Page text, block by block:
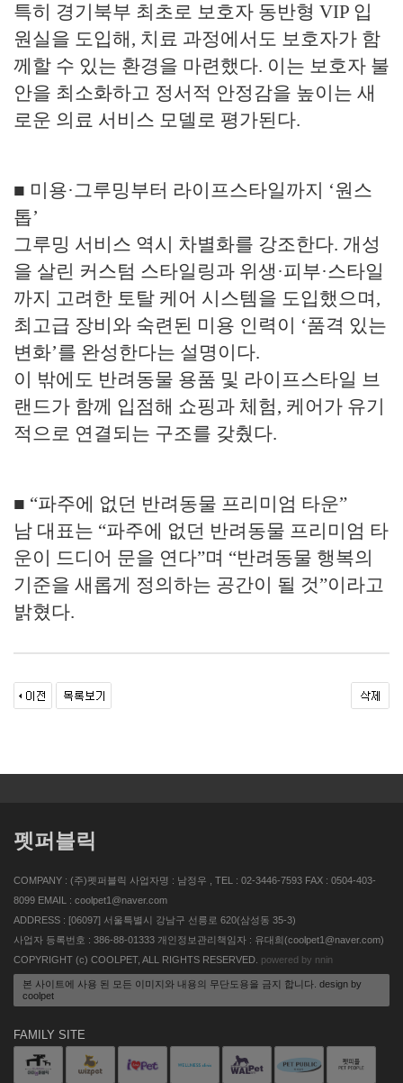
특히 경기북부 최초로 보호자 동반형 VIP 입
원실을 도입해, 치료 과정에서도 보호자가 함
께할 수 있는 환경을 마련했다. 이는 보호자 불
안을 최소화하고 정서적 안정감을 높이는 새
로운 의료 서비스 모델로 평가된다.
■ 미용·그루밍부터 라이프스타일까지 ‘원스
톱’
그루밍 서비스 역시 차별화를 강조한다. 개성
을 살린 커스텀 스타일링과 위생·피부·스타일
까지 고려한 토탈 케어 시스템을 도입했으며,
최고급 장비와 숙련된 미용 인력이 ‘품격 있는
변화’를 완성한다는 설명이다.
이 밖에도 반려동물 용품 및 라이프스타일 브
랜드가 함께 입점해 쇼핑과 체험, 케어가 유기
적으로 연결되는 구조를 갖췄다.
■ “파주에 없던 반려동물 프리미엄 타운”
남 대표는 “파주에 없던 반려동물 프리미엄 타
운이 드디어 문을 연다”며 “반려동물 행복의
기준을 새롭게 정의하는 공간이 될 것”이라고
밝혔다.
펫퍼블릭
COMPANY : (주)펫퍼블릭 사업자명 : 남정우 , TEL : 02-3446-7593 FAX : 0504-403-
8099 EMAIL : coolpet1@naver.com
ADDRESS : [06097] 서울특별시 강남구 선릉로 620(삼성동 35-3)
사업자 등록번호 : 386-88-01333 개인정보관리책임자 : 유대희(coolpet1@naver.com)
COPYRIGHT (c) COOLPET, ALL RIGHTS RESERVED. powered by nnin
본 사이트에 사용 된 모든 이미지와 내용의 무단도용을 금지 합니다. design by
coolpet
FAMILY SITE